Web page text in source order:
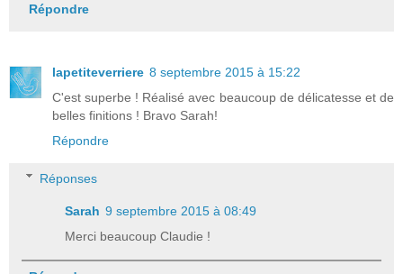
Répondre
lapetiteverriere 8 septembre 2015 à 15:22
C'est superbe ! Réalisé avec beaucoup de délicatesse et de
belles finitions ! Bravo Sarah!
Répondre
Réponses
Sarah 9 septembre 2015 à 08:49
Merci beaucoup Claudie !